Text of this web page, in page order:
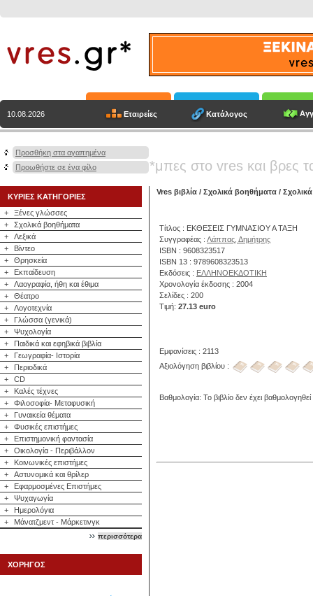
10.08.2026 Εταιρείες Κατάλογος
Προσθήκη στα αγαπημένα
Προωθήστε σε ένα φίλο
*μπες στο vres και βρες
ΚΥΡΙΕΣ ΚΑΤΗΓΟΡΙΕΣ
+
Ξένες γλώσσες
+
Σχολικά βοηθήματα
+
Λεξικά
+
Βίντεο
+
Θρησκεία
+
Εκπαίδευση
+
Λαογραφία, ήθη και έθιμα
+
Θέατρο
+
Λογοτεχνία
+
Γλώσσα (γενικά)
+
Ψυχολογία
+
Παιδικά και εφηβικά βιβλία
+
Γεωγραφία- Ιστορία
+
Περιοδικά
+
CD
+
Καλές τέχνες
+
Φιλοσοφία- Μεταφυσική
+
Γυναικεία θέματα
+
Φυσικές επιστήμες
+
Επιστημονική φαντασία
+
Οικολογία - Περιβάλλον
+
Κοινωνικές επιστήμες
+
Αστυνομικά και θρίλερ
+
Εφαρμοσμένες Επιστήμες
+
Ψυχαγωγία
+
Ημερολόγια
+
Μάνατζμεντ - Μάρκετινγκ
περισσότερα
ΧΟΡΗΓΟΣ
Vres βιβλία / Σχολικά βοηθήματα /
Τίτλος : ΕΚΘΕΣΕΙΣ ΓΥΜΝΑΣΙΟΥ Α ΤΑΞΗ
Συγγραφέας : Λάππας, Δημήτρης
ISBN : 9608323517
ISBN 13 : 9789608323513
Εκδόσεις : ΕΛΛΗΝΟΕΚΔΟΤΙΚΗ
Χρονολογία έκδοσης : 2004
Σελίδες : 200
Τιμή: 27.13 euro
Εμφανίσεις : 2113
Αξιολόγηση βιβλίου :
Βαθμολογία: Το βιβλίο δεν έχει